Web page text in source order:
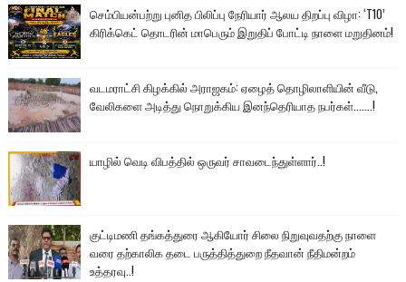
செம்பியன்பற்று புனித பிலிப்பு நேரியார் ஆலய திறப்பு விழா: ‘T10’
கிரிக்கெட் தொடரின் மாபெரும் இறுதிப் போட்டி நாளை மறுதினம்!
வடமராட்சி கிழக்கில் அராஜகம்: ஏழைத் தொழிலாளியின் வீடு,
வேலிகளை அடித்து நொறுக்கிய இனந்தெரியாத நபர்கள்.......!
யாழில் வெடி விபத்தில் ஒருவர் சாவடைந்துள்ளார்..!
குட்டிமணி தங்கத்துரை ஆகியோர் சிலை நிறுவுவதற்கு நாளை
வரை தற்காலிக தடை பருத்தித்துறை நீதவான் நீதிமன்றம்
உத்தரவு..!